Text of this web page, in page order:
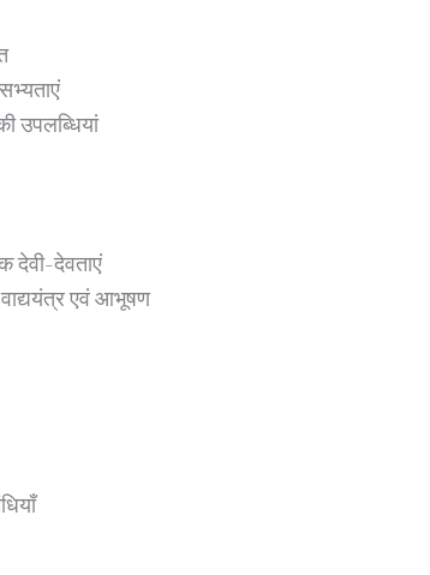
उपलब्धियां
देवी-देवताएं
एवं आभूषण